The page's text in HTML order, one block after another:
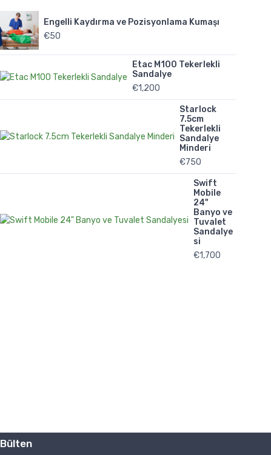
Engelli Kaydırma ve Pozisyonlama Kumaşı
€50
Etac M100 Tekerlekli
Sandalye
€1,200
Starlock
7.5cm
Tekerlekli
Sandalye
Minderi
€750
Swift
Mobile
24"
Banyo ve
Tuvalet
Sandalye
si
€1,700
Bülten